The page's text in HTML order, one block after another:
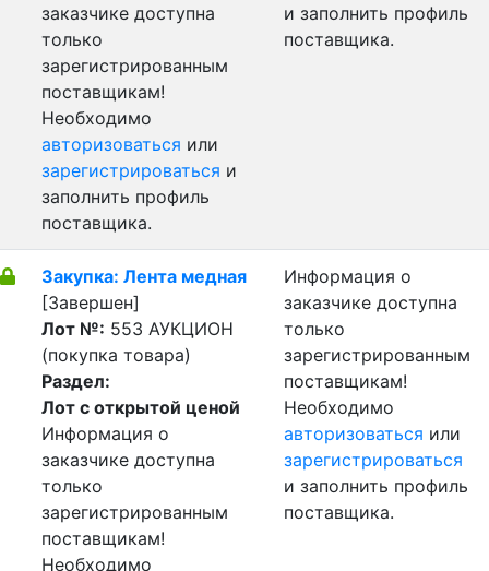
заказчике доступна
только
зарегистрированным
поставщикам!
Необходимо
авторизоваться или
зарегистрироваться и
заполнить профиль
поставщика.
и заполнить профиль
поставщика.
Закупка: Лента медная
[Завершен]
Лот №: 553 АУКЦИОН
(покупка товара)
Раздел:
Лот с открытой ценой
Информация о
заказчике доступна
только
зарегистрированным
поставщикам!
Необходимо
Информация о
заказчике доступна
только
зарегистрированным
поставщикам!
Необходимо
авторизоваться или
зарегистрироваться
и заполнить профиль
поставщика.